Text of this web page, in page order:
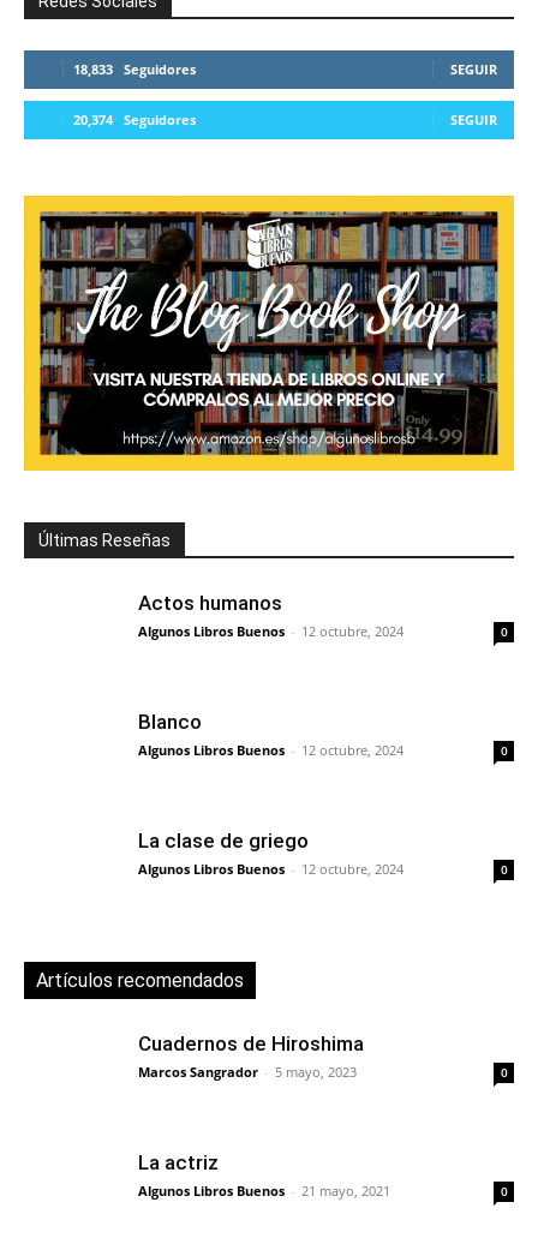
18,833 Seguidores SEGUIR
20,374 Seguidores SEGUIR
Últimas Reseñas
Actos humanos
Algunos Libros Buenos - 12 octubre, 2024 0
Blanco
Algunos Libros Buenos - 12 octubre, 2024 0
La clase de griego
Algunos Libros Buenos - 12 octubre, 2024 0
Artículos recomendados
Cuadernos de Hiroshima
Marcos Sangrador - 5 mayo, 2023 0
La actriz
Algunos Libros Buenos - 21 mayo, 2021 0